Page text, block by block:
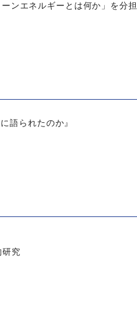
ンエネルギーとは何か」を分担
語られたのか』
研究